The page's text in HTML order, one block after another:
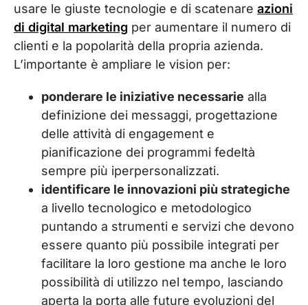
usare le giuste tecnologie e di scatenare azioni
di digital marketing per aumentare il numero di
clienti e la popolarità della propria azienda.
L’importante è ampliare le vision per:
ponderare le iniziative necessarie alla
definizione dei messaggi, progettazione
delle attività di engagement e
pianificazione dei programmi fedeltà
sempre più iperpersonalizzati.
identificare le innovazioni più strategiche
a livello tecnologico e metodologico
puntando a strumenti e servizi che devono
essere quanto più possibile integrati per
facilitare la loro gestione ma anche le loro
possibilità di utilizzo nel tempo, lasciando
aperta la porta alle future evoluzioni del